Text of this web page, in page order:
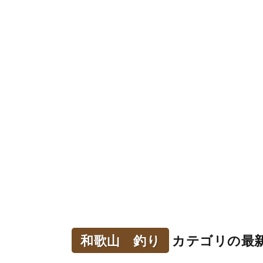
和歌山 釣り カテゴリの最